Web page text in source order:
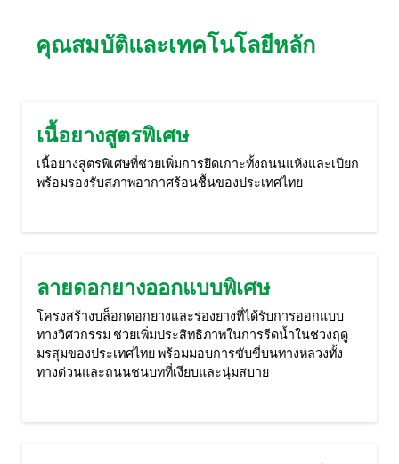
คุณสมบัติและเทคโนโลยีหลัก
เนื้อยางสูตรพิเศษ
เนื้อยางสูตรพิเศษที่ช่วยเพิ่มการยึดเกาะทั้งถนนแห้งและเปียก
พร้อมรองรับสภาพอากาศร้อนชื้นของประเทศไทย
ลายดอกยางออกแบบพิเศษ
โครงสร้างบล็อกดอกยางและร่องยางที่ได้รับการออกแบบ
ทางวิศวกรรม ช่วยเพิ่มประสิทธิภาพในการรีดน้ำในช่วงฤดู
มรสุมของประเทศไทย พร้อมมอบการขับขี่บนทางหลวงทั้ง
ทางด่วนและถนนชนบทที่เงียบและนุ่มสบาย